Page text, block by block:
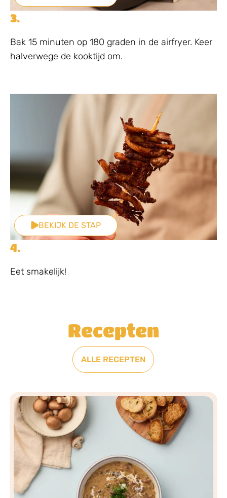
3.
Bak 15 minuten op 180 graden in de airfryer. Keer
halverwege de kooktijd om.
BEKIJK DE STAP
4.
Eet smakelijk!
Recepten
ALLE RECEPTEN